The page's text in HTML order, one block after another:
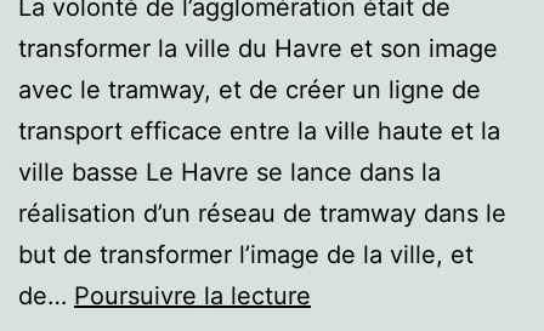
La volonté de l’agglomération était de
transformer la ville du Havre et son image
avec le tramway, et de créer un ligne de
transport efficace entre la ville haute et la
ville basse Le Havre se lance dans la
réalisation d’un réseau de tramway dans le
but de transformer l’image de la ville, et
de… Poursuivre la lecture